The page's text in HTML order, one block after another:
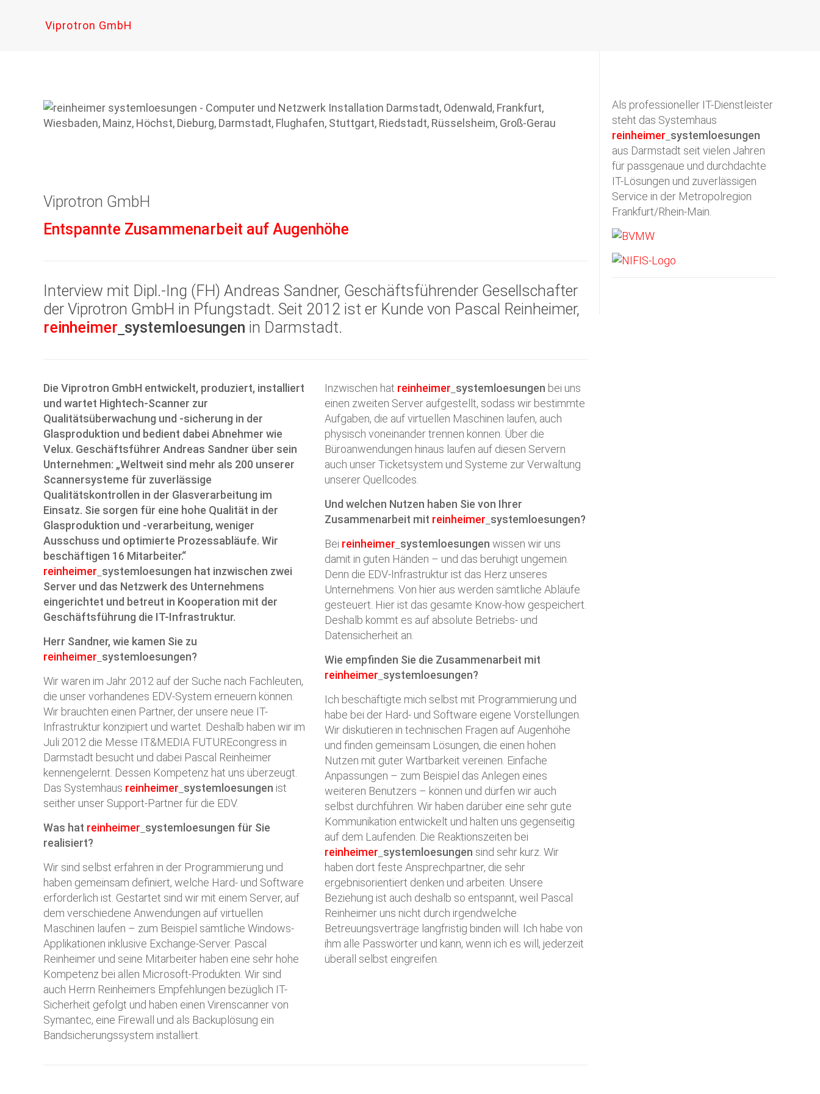
Viprotron GmbH
Viprotron GmbH
Entspannte Zusammenarbeit auf Augenhöhe
Interview mit Dipl.-Ing (FH) Andreas Sandner, Geschäftsführender Gesellschafter
der Viprotron GmbH in Pfungstadt. Seit 2012 ist er Kunde von Pascal Reinheimer,
reinheimer systemloesungen in Darmstadt.
Die Viprotron GmbH entwickelt, produziert, installiert
und wartet Hightech-Scanner zur
Qualitätsüberwachung und -sicherung in der
Glasproduktion und bedient dabei Abnehmer wie
Velux. Geschäftsführer Andreas Sandner über sein
Unternehmen: „Weltweit sind mehr als 200 unserer
Scannersysteme für zuverlässige
Qualitätskontrollen in der Glasverarbeitung im
Einsatz. Sie sorgen für eine hohe Qualität in der
Glasproduktion und -verarbeitung, weniger
Ausschuss und optimierte Prozessabläufe. Wir
beschäftigen 16 Mitarbeiter.“
reinheimer systemloesungen hat inzwischen zwei
Server und das Netzwerk des Unternehmens
eingerichtet und betreut in Kooperation mit der
Geschäftsführung die IT-Infrastruktur.
Herr Sandner, wie kamen Sie zu
reinheimer systemloesungen?
Wir waren im Jahr 2012 auf der Suche nach Fachleuten,
die unser vorhandenes EDV-System erneuern können.
Wir brauchten einen Partner, der unsere neue IT-
Infrastruktur konzipiert und wartet. Deshalb haben wir im
Juli 2012 die Messe IT&MEDIA FUTUREcongress in
Darmstadt besucht und dabei Pascal Reinheimer
kennengelernt. Dessen Kompetenz hat uns überzeugt.
Das Systemhaus reinheimer systemloesungen ist
seither unser Support-Partner für die EDV.
Was hat reinheimer systemloesungen für Sie
realisiert?
Wir sind selbst erfahren in der Programmierung und
haben gemeinsam definiert, welche Hard- und Software
erforderlich ist. Gestartet sind wir mit einem Server, auf
dem verschiedene Anwendungen auf virtuellen
Maschinen laufen – zum Beispiel sämtliche Windows-
Applikationen inklusive Exchange-Server. Pascal
Reinheimer und seine Mitarbeiter haben eine sehr hohe
Kompetenz bei allen Microsoft-Produkten. Wir sind
auch Herrn Reinheimers Empfehlungen bezüglich IT-
Sicherheit gefolgt und haben einen Virenscanner von
Symantec, eine Firewall und als Backuplösung ein
Bandsicherungssystem installiert.
Inzwischen hat reinheimer systemloesungen bei uns
einen zweiten Server aufgestellt, sodass wir bestimmte
Aufgaben, die auf virtuellen Maschinen laufen, auch
physisch voneinander trennen können. Über die
Büroanwendungen hinaus laufen auf diesen Servern
auch unser Ticketsystem und Systeme zur Verwaltung
unserer Quellcodes.
Und welchen Nutzen haben Sie von Ihrer
Zusammenarbeit mit reinheimer systemloesungen?
Bei reinheimer systemloesungen wissen wir uns
damit in guten Händen – und das beruhigt ungemein.
Denn die EDV-Infrastruktur ist das Herz unseres
Unternehmens. Von hier aus werden sämtliche Abläufe
gesteuert. Hier ist das gesamte Know-how gespeichert.
Deshalb kommt es auf absolute Betriebs- und
Datensicherheit an.
Wie empfinden Sie die Zusammenarbeit mit
reinheimer systemloesungen?
Ich beschäftigte mich selbst mit Programmierung und
habe bei der Hard- und Software eigene Vorstellungen.
Wir diskutieren in technischen Fragen auf Augenhöhe
und finden gemeinsam Lösungen, die einen hohen
Nutzen mit guter Wartbarkeit vereinen. Einfache
Anpassungen – zum Beispiel das Anlegen eines
weiteren Benutzers – können und dürfen wir auch
selbst durchführen. Wir haben darüber eine sehr gute
Kommunikation entwickelt und halten uns gegenseitig
auf dem Laufenden. Die Reaktionszeiten bei
reinheimer systemloesungen sind sehr kurz. Wir
haben dort feste Ansprechpartner, die sehr
ergebnisorientiert denken und arbeiten. Unsere
Beziehung ist auch deshalb so entspannt, weil Pascal
Reinheimer uns nicht durch irgendwelche
Betreuungsverträge langfristig binden will. Ich habe von
ihm alle Passwörter und kann, wenn ich es will, jederzeit
überall selbst eingreifen.
Als professioneller IT-Dienstleister
steht das Systemhaus
reinheimer systemloesungen
aus Darmstadt seit vielen Jahren
für passgenaue und durchdachte
IT-Lösungen und zuverlässigen
Service in der Metropolregion
Frankfurt/Rhein-Main.